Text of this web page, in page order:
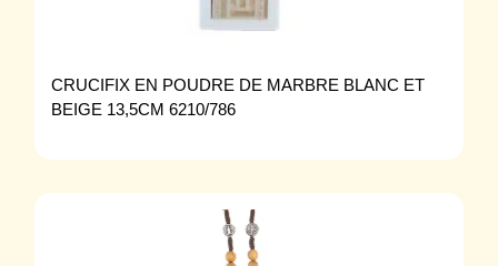
CRUCIFIX EN POUDRE DE MARBRE BLANC ET
BEIGE 13,5CM 6210/786